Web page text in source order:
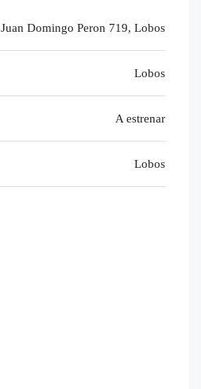
Juan Domingo Peron 719, Lobos
Lobos
A estrenar
Lobos